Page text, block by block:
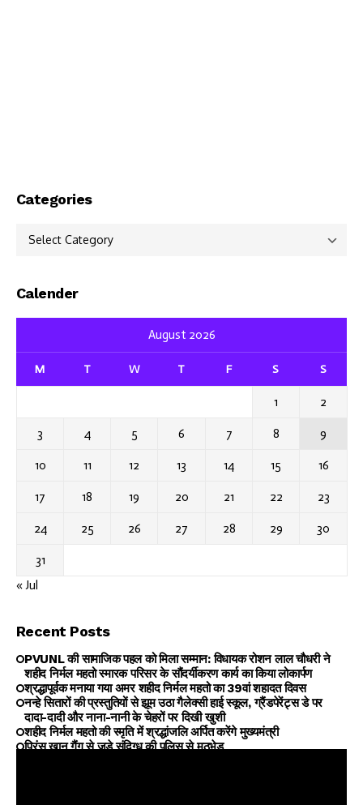
Categories
Categories
Calender
August 2026
M T W T F S S
1 2
3 4 5 6 7 8 9
10 11 12 13 14 15 16
17 18 19 20 21 22 23
24 25 26 27 28 29 30
31
« Jul
Recent Posts
PVUNL की सामाजिक पहल को मिला सम्मान: विधायक रोशन लाल चौधरी ने
शहीद निर्मल महतो स्मारक परिसर के सौंदर्यीकरण कार्य का किया लोकार्पण
श्रद्धापूर्वक मनाया गया अमर शहीद निर्मल महतो का 39वां शहादत दिवस
नन्हे सितारों की प्रस्तुतियों से झूम उठा गैलेक्सी हाई स्कूल, ग्रैंडपेरेंट्स डे पर
दादा-दादी और नाना-नानी के चेहरों पर दिखी खुशी
शहीद निर्मल महतो की स्मृति में श्रद्धांजलि अर्पित करेंगे मुख्यमंत्री
प्रिंस खान गैंग से जुड़े संदिग्ध की पुलिस से मुठभेड़